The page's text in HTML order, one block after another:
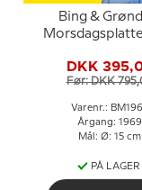
Bing &
hvalpe
DKK
Før: DKK
Varenr.:
Årgang: 1969
Mål: Ø: 15 cm
PÅ LAGER